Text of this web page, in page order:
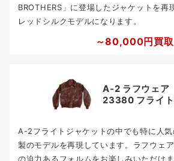
BROTHERS」に登場したジャケットを再
レッドシルクモデルになります。
～80,000円買取
A-2 ラフウェア
23380 フライト
A-2フライトジャケットの中でも特に人
製のモデルを再現しています。ラフウェ
の迫力あるフォルムをお楽しみいただけま